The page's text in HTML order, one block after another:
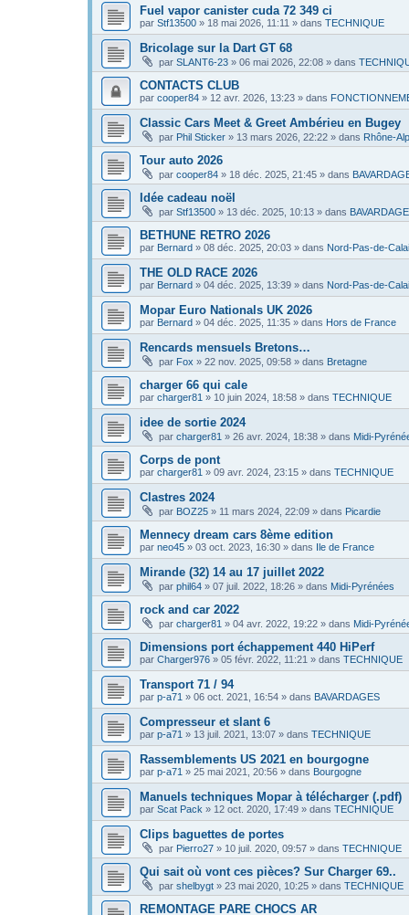
Fuel vapor canister cuda 72 349 ci
par Stf13500 » 18 mai 2026, 11:11 » dans TECHNIQUE
Bricolage sur la Dart GT 68
par SLANT6-23 » 06 mai 2026, 22:08 » dans
CONTACTS CLUB
par cooper84 » 12 avr. 2026, 13:23 » dans
Classic Cars Meet & Greet Ambérieu en Bugey
par Phil Sticker » 13 mars 2026, 22:22 » dans Rhône-
Tour auto 2026
par cooper84 » 18 déc. 2025, 21:45 » dans
Idée cadeau noël
par Stf13500 » 13 déc. 2025, 10:13 » dans
BETHUNE RETRO 2026
par Bernard » 08 déc. 2025, 20:03 » dans Nord-Pas-de-
THE OLD RACE 2026
par Bernard » 04 déc. 2025, 13:39 » dans Nord-Pas-de-
Mopar Euro Nationals UK 2026
par Bernard » 04 déc. 2025, 11:35 » dans Hors de France
Rencards mensuels Bretons…
par Fox » 22 nov. 2025, 09:58 » dans Bretagne
charger 66 qui cale
par charger81 » 10 juin 2024, 18:58 » dans TECHNIQUE
idee de sortie 2024
par charger81 » 26 avr. 2024, 18:38 » dans Midi-
Corps de pont
par charger81 » 09 avr. 2024, 23:15 » dans TECHNIQUE
Clastres 2024
par BOZ25 » 11 mars 2024, 22:09 » dans Picardie
Mennecy dream cars 8ème edition
par neo45 » 03 oct. 2023, 16:30 » dans Ile de France
Mirande (32) 14 au 17 juillet 2022
par phil64 » 07 juil. 2022, 18:26 » dans Midi-Pyrénées
rock and car 2022
par charger81 » 04 avr. 2022, 19:22 » dans Midi-
Dimensions port échappement 440 HiPerf
par Charger976 » 05 févr. 2022, 11:21 » dans TECHNIQUE
Transport 71 / 94
par p-a71 » 06 oct. 2021, 16:54 » dans BAVARDAGES
Compresseur et slant 6
par p-a71 » 13 juil. 2021, 13:07 » dans TECHNIQUE
Rassemblements US 2021 en bourgogne
par p-a71 » 25 mai 2021, 20:56 » dans Bourgogne
Manuels techniques Mopar à télécharger (.pdf)
par Scat Pack » 12 oct. 2020, 17:49 » dans TECHNIQUE
Clips baguettes de portes
par Pierro27 » 10 juil. 2020, 09:57 » dans TECHNIQUE
Qui sait où vont ces pièces? Sur Charger 69..
par shelbygt » 23 mai 2020, 10:25 » dans TECHNIQUE
REMONTAGE PARE CHOCS AR